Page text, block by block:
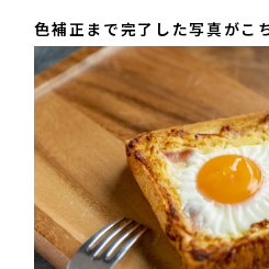
色補正まで完了した写真がこ